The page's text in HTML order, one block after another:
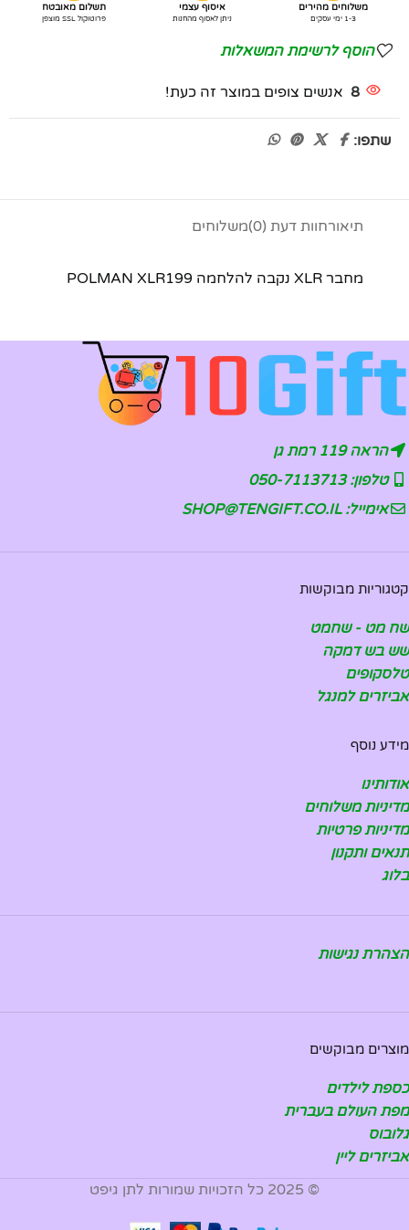
משלוחים מהירים
1-3 ימי עסקים
איסוף עצמי
ניתן לאסוף מהחנות
תשלום מאובטח
פרוטוקול SSL מוצפן
הוסף לרשימת המשאלות
8 אנשים צופים במוצר זה כעת!
שתפו:
תיאורחוות דעת (0) משלוחים
מחבר XLR נקבה להלחמה POLMAN XLR199
הראה 119 רמת גן
טלפון: 050-7113713
אימייל: SHOP@TENGIFT.CO.IL
קטגוריות מבוקשות
שח מט - שחמט
שש בש דמקה
טלסקופים
אביזרים למנגל
מידע נוסף
אודותינו
מדיניות משלוחים
מדיניות פרטיות
תנאים ותקנון
בלוג
הצהרת נגישות
מוצרים מבוקשים
כספת לילדים
מפת העולם בעברית
גלובוס
אביזרים ליין
© 2025 כל הזכויות שמורות לתן גיפט